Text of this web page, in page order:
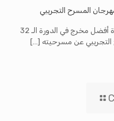
المسرح التجريبي
فاز المخرج التونس معز العاشوري بجائزة أفضل مخرج في الدورة الـ 32
التجريبي عن مسرحيته […]